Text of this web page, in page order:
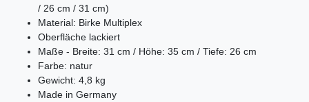
/ 26 cm / 31 cm)
Material: Birke Multiplex
Oberfläche lackiert
Maße - Breite: 31 cm / Höhe: 35 cm / Tiefe: 26 cm
Farbe: natur
Gewicht: 4,8 kg
Made in Germany